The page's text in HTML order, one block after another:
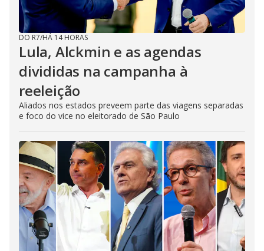
DO R7/HÁ 14 HORAS
Lula, Alckmin e as agendas
divididas na campanha à
reeleição
Aliados nos estados preveem parte das viagens separadas
e foco do vice no eleitorado de São Paulo